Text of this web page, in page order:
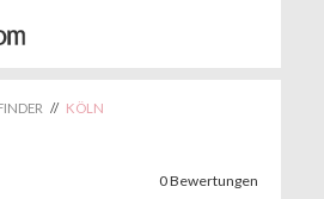
// KÖLN
0Bewertungen